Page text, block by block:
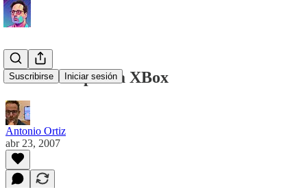
Suscribirse Iniciar sesión
Yacom TV por la XBox
Antonio Ortiz
abr 23, 2007